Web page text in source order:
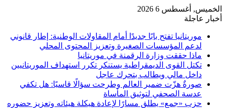
الخميس, أغسطس 6 2026
أخبار عاجلة
موريتانيا تفتح بابًا جديدًا أمام المقاولات الوطنية: إطار قانوني
لدعم المؤسسات الصغيرة وتعزيز المحتوى المحلي
ماذا حققت وزارة الرقمنة في موريتانيا
تكتل القوى الديمقراطية يستنكر تكرر استهداف الموريتانيين
داخل مالي ويطالب بتحرك عاجل
صورةٌ هزّت ضمير العالم وطرحت سؤالًا قاسيًا: هل تكفي
عدسة الصحفي لتوثيق المأساة
حزب «جمع» يطلق مسارًا لإعادة هيكلة هيئاته وتعزيز حضوره